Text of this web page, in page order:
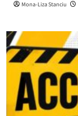
Mona-Liza Stanciu